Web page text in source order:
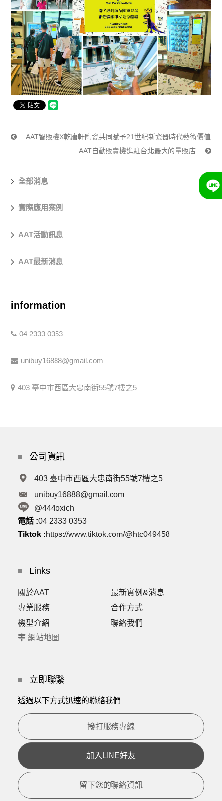
AAT智販機X乾唐軒陶瓷共同賦予21世紀新瓷器時代藝術價值
AAT自動販賣機進駐台北最大的量販店
全部消息
實際應用案例
AAT活動訊息
AAT最新消息
information
04 2333 0353
unibuy16888@gmail.com
403 臺中市西區大忠南街55號7樓之5
公司資訊
403 臺中市西區大忠南街55號7樓之5
unibuy16888@gmail.com
@444oxich
電話 :04 2333 0353
Tiktok :https://www.tiktok.com/@htc049458
Links
關於AAT
最新實例&消息
專業服務
合作方式
機型介紹
聯絡我們
網站地圖
立即聯繫
透過以下方式迅速的聯絡我們
撥打服務專線
加入LINE好友
留下您的聯絡資訊